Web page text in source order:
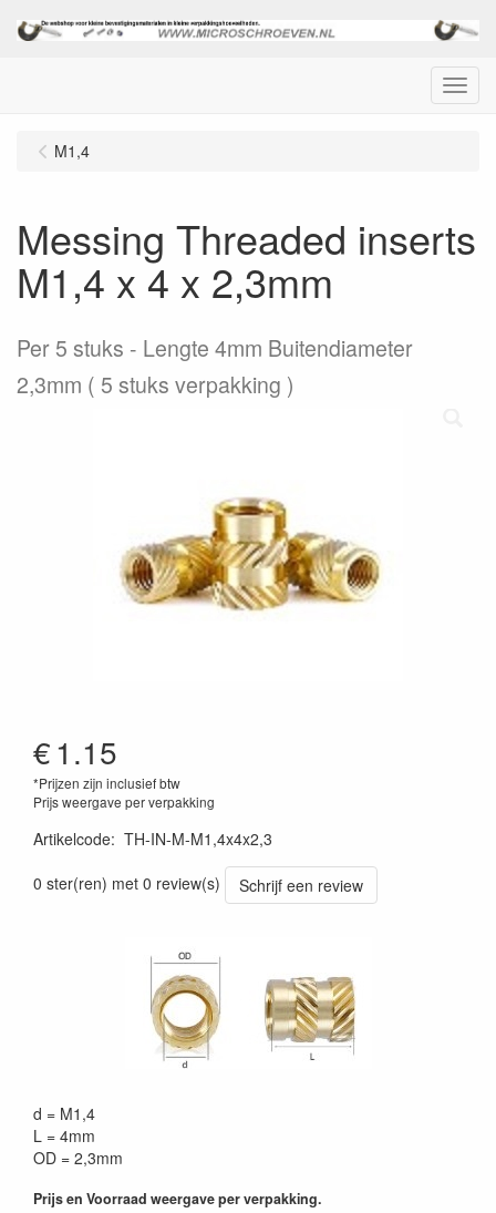
Menu
M1,4
Messing Threaded inserts
M1,4 x 4 x 2,3mm
Per 5 stuks
Lengte 4mm Buitendiameter
2,3mm ( 5 stuks verpakking )
€1.15
*Prijzen zijn inclusief btw
Prijs weergave per verpakking
Artikelcode: TH-IN-M-M1,4x4x2,3
0 ster(ren) met 0 review(s)
Schrijf een review
d = M1,4
L = 4mm
OD = 2,3mm
Prijs en Voorraad weergave per verpakking.